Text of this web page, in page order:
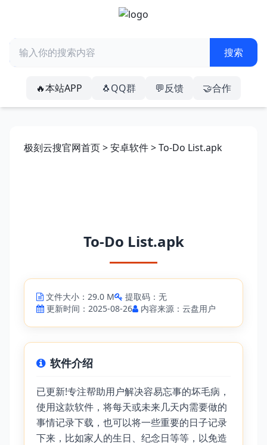
🔥本站APP 🐧QQ群 💬反馈 🤝合作
极刻云搜官网首页>安卓软件> To-Do List.apk
To-Do List.apk
文件大小：29.0 M
提取码：无
更新时间：2025-08-26
内容来源：云盘用户
软件介绍
已更新!专注帮助用户解决容易忘事的坏毛病，
使用这款软件，将每天或未来几天内需要做的
事情记录下载，也可以将一些重要的日子记录
下来，比如家人的生日、纪念日等等，以免造